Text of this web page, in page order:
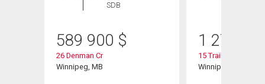
SDB
589 900 $
26 Denman Cr
Winnipeg, MB
1 276
15 Trailside
Winnipeg, MB